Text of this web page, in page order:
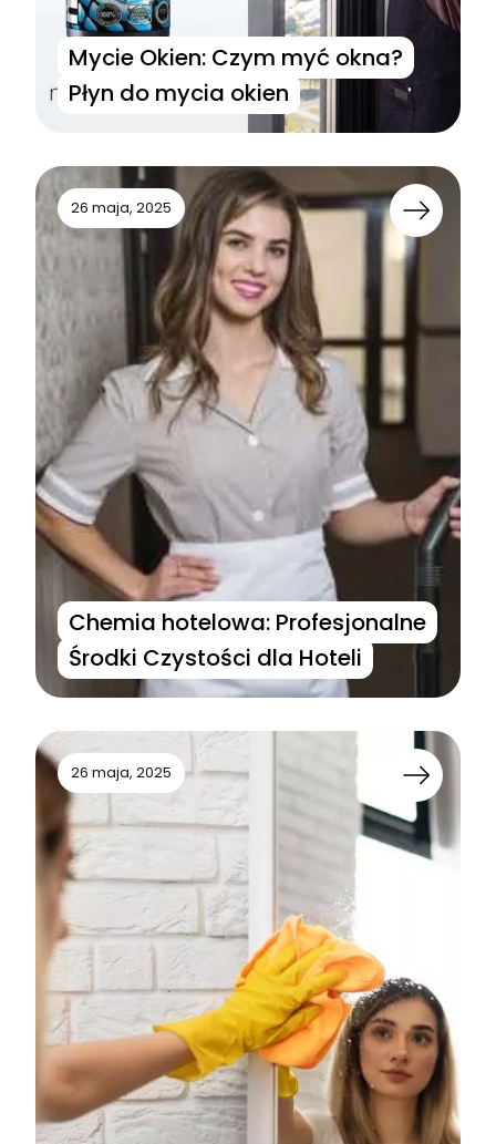
Mycie Okien: Czym myć okna?
Płyn do mycia okien
26 maja, 2025
Chemia hotelowa: Profesjonalne
Środki Czystości dla Hoteli
26 maja, 2025